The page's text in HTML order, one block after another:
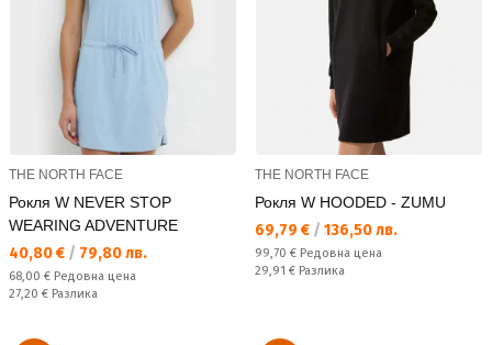
THE NORTH FACE
Рокля W NEVER STOP
WEARING ADVENTURE
Текуща цена:
40,80 € / 79,80 лв.
Редовна цена:
68,00 € Редовна цена
Спестявате:
27,20 € Разлика
THE NORTH FACE
Рокля W HOODED - ZUMU
Текуща цена:
69,79 € / 136,50 лв.
Редовна цена:
99,70 € Редовна цена
Спестявате:
29,91 € Разлика